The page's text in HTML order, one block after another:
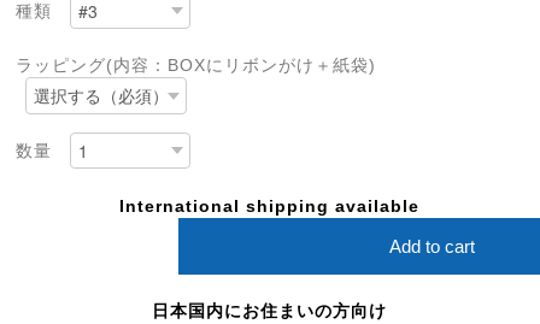
種類
ラッピング(内容：BOXにリボンがけ＋紙袋)
数量
International shipping available
Add to cart
日本国内にお住まいの方向け